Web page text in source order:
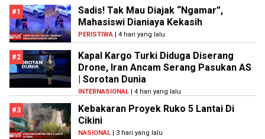
#1
Sadis! Tak Mau Diajak “Ngamar”,
Mahasiswi Dianiaya Kekasih
PERISTIWA | 4 hari yang lalu
#2
Kapal Kargo Turki Diduga Diserang
Drone, Iran Ancam Serang Pasukan AS
| Sorotan Dunia
INTERNASIONAL | 4 hari yang lalu
#3
Kebakaran Proyek Ruko 5 Lantai Di
Cikini
NASIONAL | 3 hari yang lalu